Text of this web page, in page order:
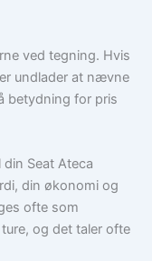
ved tegning. Hvis
undlader at nævne
betydning for pris
Seat Ateca
din økonomi og
ofte som
og det taler ofte